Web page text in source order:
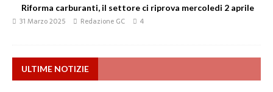
Riforma carburanti, il settore ci riprova mercoledi 2 aprile
31 Marzo 2025 Redazione GC 4
ULTIME NOTIZIE